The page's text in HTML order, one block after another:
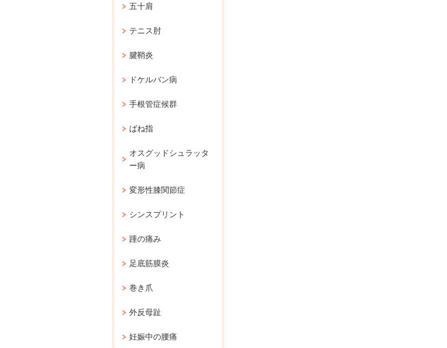
五十肩
テニス肘
腱鞘炎
ドケルバン病
手根管症候群
ばね指
オスグッドシュラッタ
ー病
変形性膝関節症
シンスプリント
踵の痛み
足底筋膜炎
巻き爪
外反母趾
妊娠中の腰痛